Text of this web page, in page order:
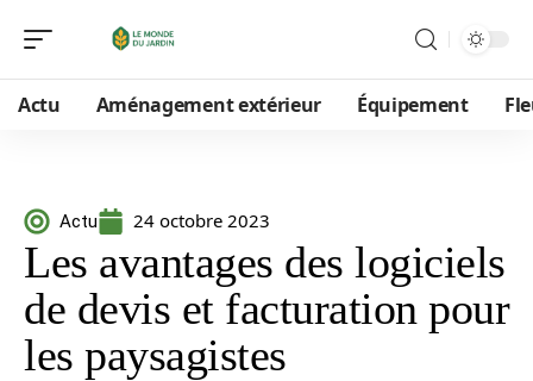
Actu Aménagement extérieur Équipement
Actu 24 octobre 2023
Les avantages des logiciels
de devis et facturation pour
les paysagistes